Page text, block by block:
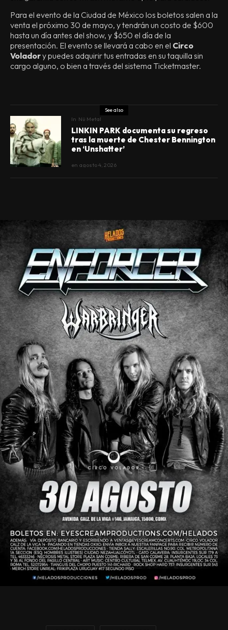
Para el evento de la Ciudad de México los boletos salen a la
venta el próximo 30 de mayo, y tendrán un costo de $600
hasta un día antes del show, y $650 el día de la
presentación. El evento se llevará a cabo en el Circo
Voladory puedes adquirir tus entradas en su taquilla sin
cargo alguno, o bien a través del sistema Ticketmaster.
See also
In Nü Metal
LINKIN PARK documenta su regreso
tras la muerte de Chester Bennington
en ‘Unshatter’
en agosto 4, 2026